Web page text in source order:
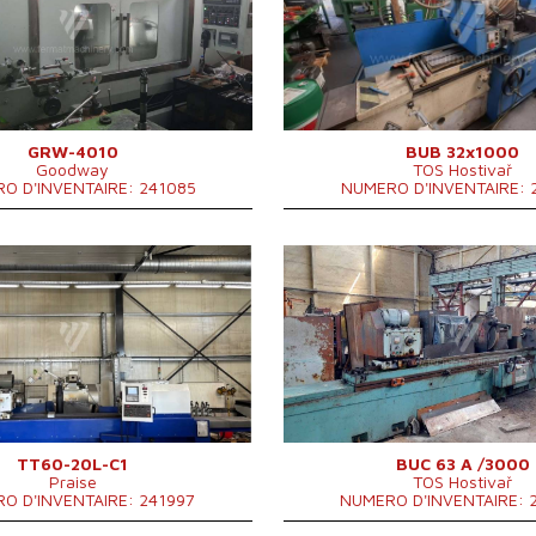
a meulager
400 mm
de meulage
1000 mm
la piece a usiner
750 kg
meulage intérieureNON
GRW-4010
Goodway
D'INVENTAIRE: 241085
Longueur maxi de meulage
Poids maxi de la piece a usiner350
Equipement pour meulage
intérieure
OUI
Dimensions hors tout
mm
Poids totale de la machine
5300
BUB 32x1000
TOS Hostivař
NUMERO D'INVENTAIRE:
2015
OUI
Fanuc
0i Mate - MD
a meulager
600 mm
de meulage
2000 mm
la piece a usiner
6000 kg
meulage intérieure NON
TT60-20L-C1
Praise
D'INVENTAIRE: 241997
Année de production:
Système de contrôle
Max. diamètre a meulager
Longueur maxi de meulage
Poids maxi de la piece a usiner
Equipement pour meulage
Puissance d´entré
Poids totale de la machine
BUC 63 A /3000
TOS Hostivař
NUMERO D'INVENTAIRE: